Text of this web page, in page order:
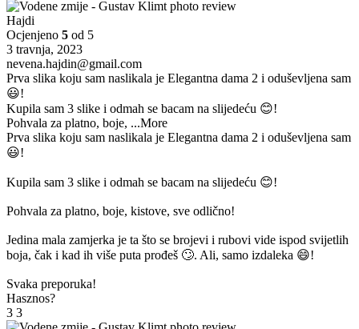
Hajdi
Ocjenjeno 5 od 5
3 travnja, 2023
nevena.hajdin@gmail.com
Prva slika koju sam naslikala je Elegantna dama 2 i oduševljena sam
😃!
Kupila sam 3 slike i odmah se bacam na slijedeću 😊!
Pohvala za platno, boje, ...More
Prva slika koju sam naslikala je Elegantna dama 2 i oduševljena sam
😃!
Kupila sam 3 slike i odmah se bacam na slijedeću 😊!
Pohvala za platno, boje, kistove, sve odlično!
Jedina mala zamjerka je ta što se brojevi i rubovi vide ispod svijetlih
boja, čak i kad ih više puta prođeš 🙄. Ali, samo izdaleka 😄!
Svaka preporuka!
Hasznos?
3 3